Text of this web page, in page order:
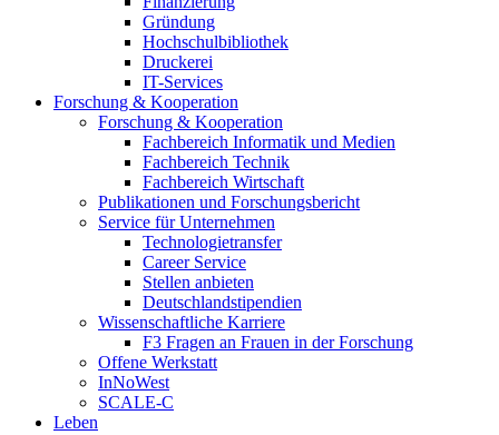
Gründung
Hochschulbibliothek
Druckerei
IT-Services
Forschung & Kooperation
Forschung & Kooperation
Fachbereich Informatik und Medien
Fachbereich Technik
Fachbereich Wirtschaft
Publikationen und Forschungsbericht
Service für Unternehmen
Technologietransfer
Career Service
Stellen anbieten
Deutschlandstipendien
Wissenschaftliche Karriere
F3 Fragen an Frauen in der Forschung
Offene Werkstatt
InNoWest
SCALE-C
Leben